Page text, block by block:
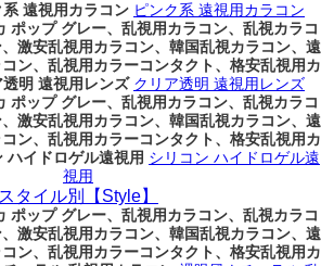
遠視用カラコン ピンク系 遠視用カラコン
ポップ グレー、乱視用カラコン、乱視カラコ
激安乱視用カラコン、韓国乱視カラコン、遠
ン、乱視用カラーコンタクト、格安乱視用カ
明 遠視用レンズ クリア透明 遠視用レンズ
ポップ グレー、乱視用カラコン、乱視カラコ
激安乱視用カラコン、韓国乱視カラコン、遠
ン、乱視用カラーコンタクト、格安乱視用カ
ハイドロゲル遠視用 シリコン ハイドロゲル遠
視用
スタイル別【Style】
ポップ グレー、乱視用カラコン、乱視カラコ
激安乱視用カラコン、韓国乱視カラコン、遠
ン、乱視用カラーコンタクト、格安乱視用カ